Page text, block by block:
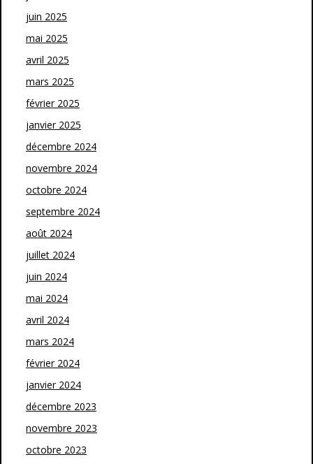
juin 2025
mai 2025
avril 2025
mars 2025
février 2025
janvier 2025
décembre 2024
novembre 2024
octobre 2024
septembre 2024
août 2024
juillet 2024
juin 2024
mai 2024
avril 2024
mars 2024
février 2024
janvier 2024
décembre 2023
novembre 2023
octobre 2023